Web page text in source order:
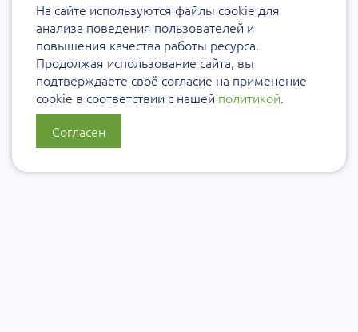
На сайте используются файлы cookie для
анализа поведения пользователей и
повышения качества работы ресурса.
Продолжая использование сайта, вы
подтверждаете своё согласие на применение
cookie в соответствии с нашей политикой.
Согласен